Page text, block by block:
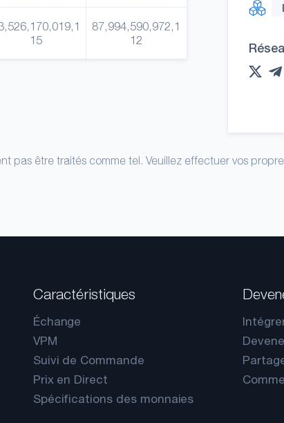
15
87,994,590,972,1
12
pas être traités comme tel. Veuillez effectuer vos
Caractéristiques
Échange
VPM
Suivi de Commande
Prix en Direct
Spécifications des monnaies